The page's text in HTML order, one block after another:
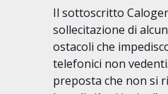
Il sottoscritto
sollecitazione di
ostacoli che
telefonici non
preposta che non si